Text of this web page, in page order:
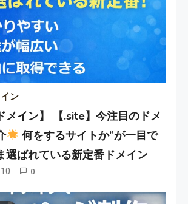
ン
メイン】 【.site】今注目のドメ
何をするサイトか”が一目で
選ばれている新定番ドメイン
0